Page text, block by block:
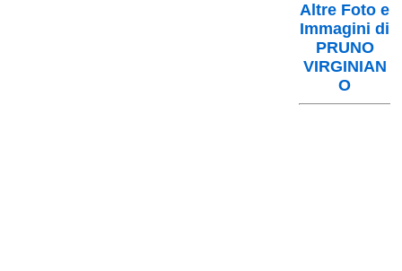
Altre Foto e
Immagini di
PRUNO
VIRGINIAN
O